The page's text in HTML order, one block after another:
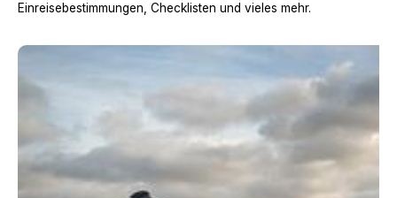
Einreisebestimmungen, Checklisten und vieles mehr.
Urlaub mit Hund in Frankreich